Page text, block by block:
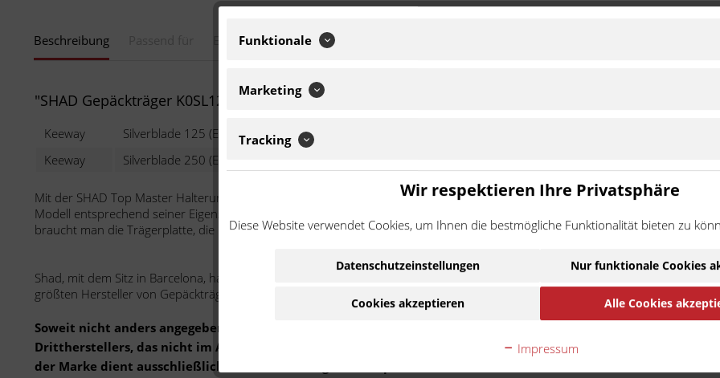
Beschreibung Eigenschaften Downloads
"SHAD Gepäckträger K0SL12ST"
Keeway Silverblade 125 (Euro 3)
Keeway
Silverblade 250 (Euro 3)
Mit der SHAD Top Master Halterung kann ein Koffer oben auf dem Fahrzeug befestigt werden. Die Vorrichtungen sind speziell
Modell entsprechend seiner Eigenschaften gefertigt. Sie sind hochwertig, sicher sowie leicht zu montieren. Um den Koffer
braucht man die Trägerplatte, die im SHAD-Koffer enthalten ist.
Shad, mit dem Sitz in Barcelona, hat im Jahr 1973 mit der Produktion von Zweiradzubehör begonnen. Heute zählt Shad zu
größten Hersteller von Gepäckträgern, Topcase, Sitzbänken und weiterem Zubehör für Motorrad und Roller.
Soweit nicht anders angegeben: Bei der angebotenen Ware handelt es sich um ein Zubehör-/Ersatzteil eines
Drittherstellers, das nicht im Auftrag oder mit Genehmigung des Motorradherstellers hergestellt wurde. Die
der Marke dient ausschließlich der Bestimmung der Kompatibilität.
Funktionale
Marketing
Tracking
Wir respektieren Ihre Privatsphäre
Diese Website verwendet Cookies, um Ihnen die bestmögliche Funktionalität bieten zu
Datenschutzeinstellungen Nur funktionale Cookies
Cookies akzeptieren Alle Cookies
Impressum